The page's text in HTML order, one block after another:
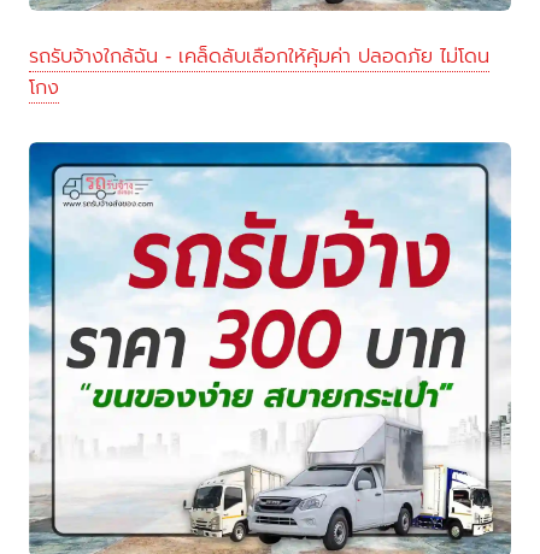
รถรับจ้างใกล้ฉัน - เคล็ดลับเลือกให้คุ้มค่า ปลอดภัย ไม่โดน
โกง